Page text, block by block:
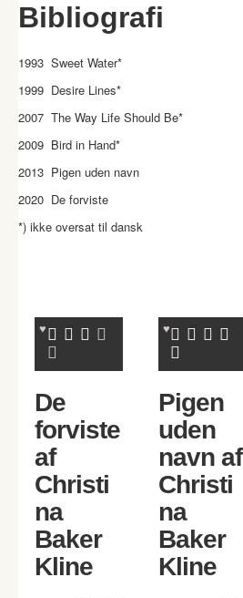
Bibliografi
1993 Sweet Water*
1999 Desire Lines*
2007 The Way Life Should Be*
2009 Bird in Hand*
2013 Pigen uden navn
2020 De forviste
*) ikke oversat til dansk
De
forviste
af
Christi
na
Baker
Kline
Pigen
uden
navn af
Christi
na
Baker
Kline